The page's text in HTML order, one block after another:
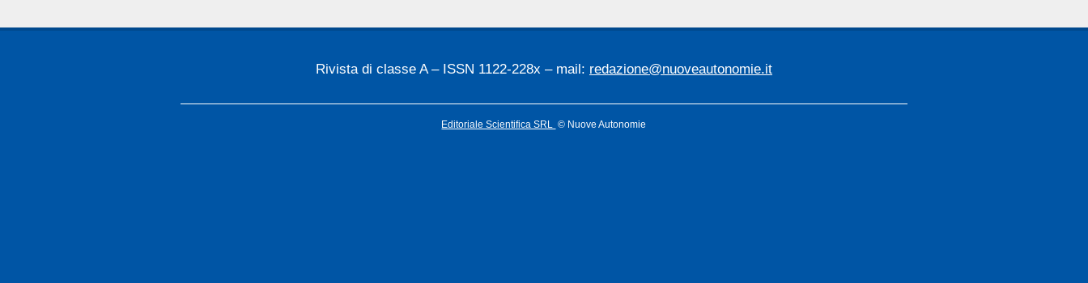
Rivista di classe A – ISSN 1122-228x – mail: redazione@nuoveautonomie.it
Editoriale Scientifica SRL © Nuove Autonomie